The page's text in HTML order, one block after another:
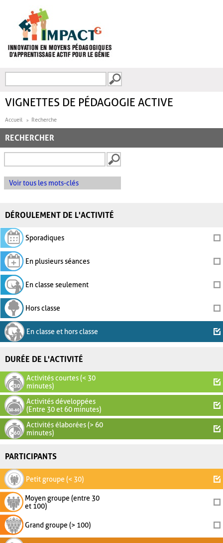
FORMULAIRE DE
VIGNETTES DE PÉDAGOGIE ACTIVE
Accueil Recherche
RECHERCHER
Voir tous les mots-clés
DÉROULEMENT DE L'ACTIVITÉ
Sporadiques
En plusieurs séances
En classe seulement
Hors classe
En classe et hors classe
DURÉE DE L'ACTIVITÉ
Activités courtes (< 30
minutes)
Activités développées
(Entre 30 et 60 minutes)
Activités élaborées (> 60
minutes)
PARTICIPANTS
Petit groupe (< 30)
Moyen groupe (entre 30
et 100)
Grand groupe (> 100)